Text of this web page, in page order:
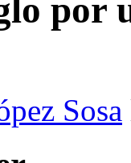
por
Sosa